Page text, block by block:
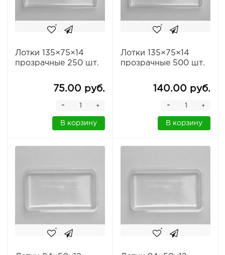
Лотки 135×75×14
прозрачные 250 шт.
75.00 руб.
+
-
В корзину
Лотки 135×75×14
прозрачные 500 шт.
140.00 руб.
+
-
В корзину